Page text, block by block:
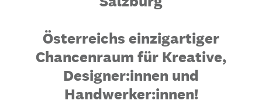
Österreichs einzigartiger
Chancenraum für Kreative,
Designer:innen und
Handwerker:innen!